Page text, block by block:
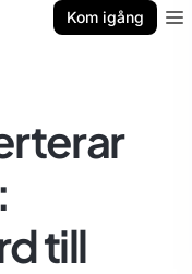
Kom igång
till